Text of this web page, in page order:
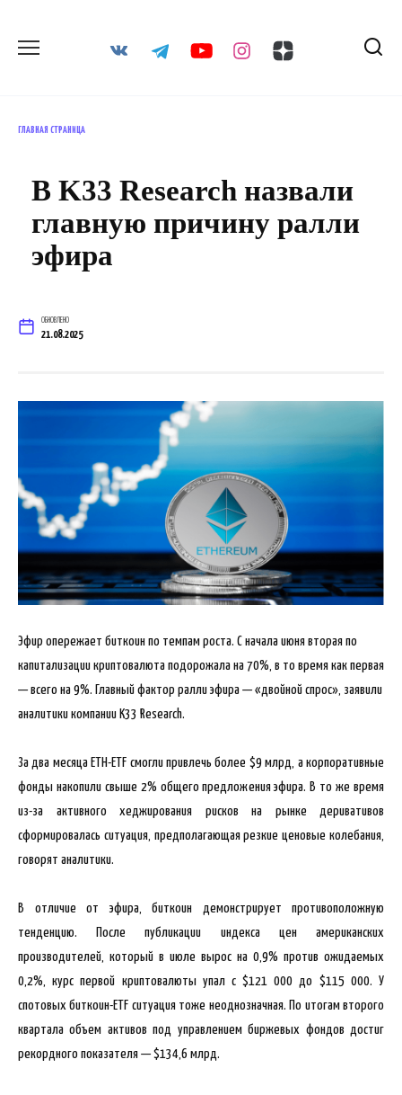
содержанию
ГЛАВНАЯ СТРАНИЦА
В K33 Research назвали
главную причину ралли
эфира
ОБНОВЛЕНО
21.08.2025
Эфир опережает биткоин по темпам роста. С начала июня вторая по
капитализации криптовалюта подорожала на 70%, в то время как первая
— всего на 9%. Главный фактор ралли эфира — «двойной спрос», заявили
аналитики компании K33 Research.
За два месяца ETH-ETF смогли привлечь более $9 млрд, а корпоративные
фонды накопили свыше 2% общего предложения эфира. В то же время
из-за активного хеджирования рисков на рынке деривативов
сформировалась ситуация, предполагающая резкие ценовые колебания,
говорят аналитики.
В отличие от эфира, биткоин демонстрирует противоположную
тенденцию. После публикации индекса цен американских
производителей, который в июле вырос на 0,9% против ожидаемых
0,2%, курс первой криптовалюты упал с $121 000 до $115 000. У
спотовых биткоин-ETF ситуация тоже неоднозначная. По итогам второго
квартала объем активов под управлением биржевых фондов достиг
рекордного показателя — $134,6 млрд.